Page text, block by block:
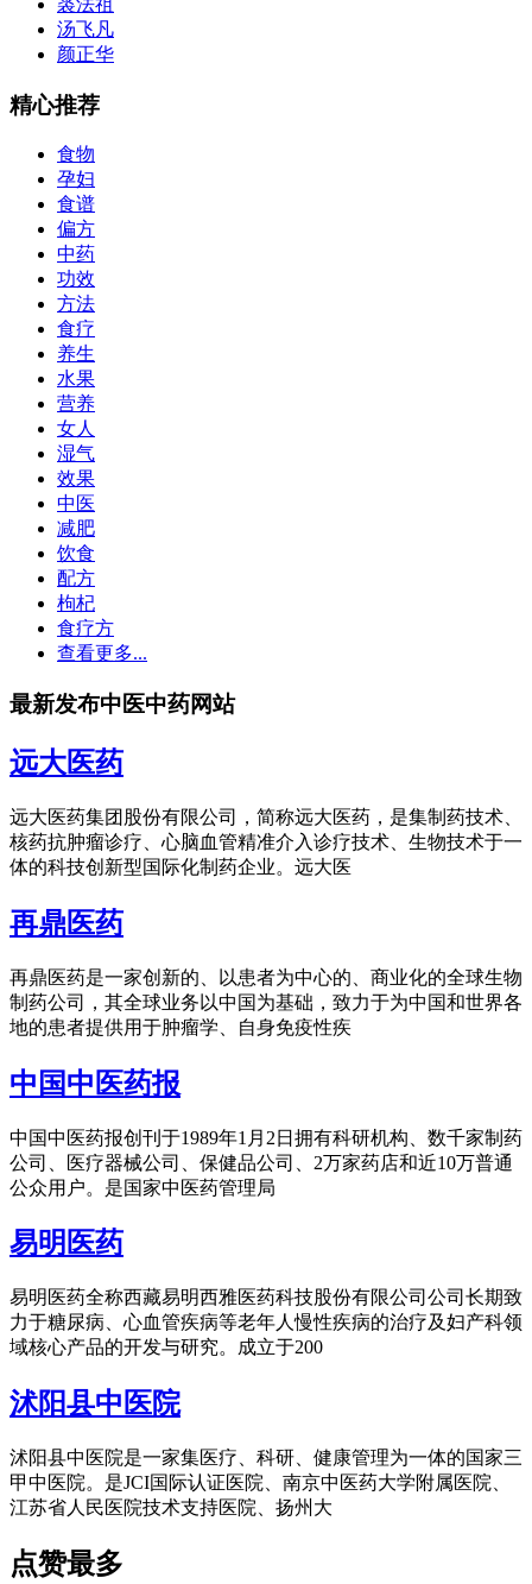
裘法祖
汤飞凡
颜正华
精心推荐
食物
孕妇
食谱
偏方
中药
功效
方法
食疗
养生
水果
营养
女人
湿气
效果
中医
减肥
饮食
配方
枸杞
食疗方
查看更多...
最新发布中医中药网站
远大医药
远大医药集团股份有限公司，简称远大医药，是集制药技术、
核药抗肿瘤诊疗、心脑血管精准介入诊疗技术、生物技术于一
体的科技创新型国际化制药企业。远大医
再鼎医药
再鼎医药是一家创新的、以患者为中心的、商业化的全球生物
制药公司，其全球业务以中国为基础，致力于为中国和世界各
地的患者提供用于肿瘤学、自身免疫性疾
中国中医药报
中国中医药报创刊于1989年1月2日拥有科研机构、数千家制药
公司、医疗器械公司、保健品公司、2万家药店和近10万普通
公众用户。是国家中医药管理局
易明医药
易明医药全称西藏易明西雅医药科技股份有限公司公司长期致
力于糖尿病、心血管疾病等老年人慢性疾病的治疗及妇产科领
域核心产品的开发与研究。成立于200
沭阳县中医院
沭阳县中医院是一家集医疗、科研、健康管理为一体的国家三
甲中医院。是JCI国际认证医院、南京中医药大学附属医院、
江苏省人民医院技术支持医院、扬州大
点赞最多